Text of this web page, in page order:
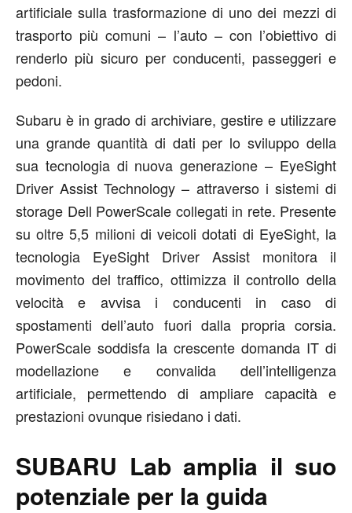
artificiale sulla trasformazione di uno dei mezzi di
trasporto più comuni – l’auto – con l’obiettivo di
renderlo più sicuro per conducenti, passeggeri e
pedoni.
Subaru è in grado di archiviare, gestire e utilizzare
una grande quantità di dati per lo sviluppo della
sua tecnologia di nuova generazione – EyeSight
Driver Assist Technology – attraverso i sistemi di
storage Dell PowerScale collegati in rete. Presente
su oltre 5,5 milioni di veicoli dotati di EyeSight, la
tecnologia EyeSight Driver Assist monitora il
movimento del traffico, ottimizza il controllo della
velocità e avvisa i conducenti in caso di
spostamenti dell’auto fuori dalla propria corsia.
PowerScale soddisfa la crescente domanda IT di
modellazione e convalida dell’intelligenza
artificiale, permettendo di ampliare capacità e
prestazioni ovunque risiedano i dati.
SUBARU Lab amplia il suo
potenziale per la guida